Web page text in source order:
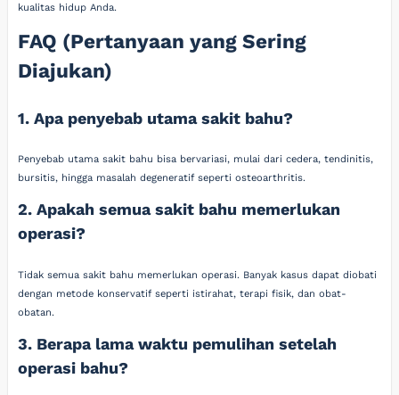
kualitas hidup Anda.
FAQ (Pertanyaan yang Sering
Diajukan)
1. Apa penyebab utama sakit bahu?
Penyebab utama sakit bahu bisa bervariasi, mulai dari cedera, tendinitis,
bursitis, hingga masalah degeneratif seperti osteoarthritis.
2. Apakah semua sakit bahu memerlukan
operasi?
Tidak semua sakit bahu memerlukan operasi. Banyak kasus dapat diobati
dengan metode konservatif seperti istirahat, terapi fisik, dan obat-
obatan.
3. Berapa lama waktu pemulihan setelah
operasi bahu?